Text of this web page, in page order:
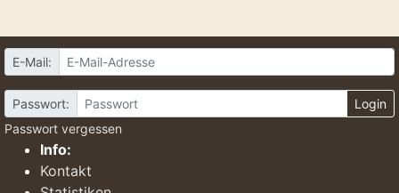
E-Mail:
Passwort:
Login
Passwort vergessen
Info:
Kontakt